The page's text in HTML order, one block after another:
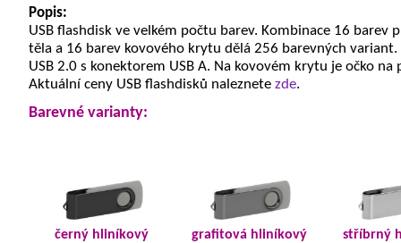
Popis:
USB flashdisk ve velkém počtu barev. Kombinace 16 barev
těla a 16 barev kovového krytu dělá 256 barevných variant.
USB 2.0 s konektorem USB A. Na kovovém krytu je očko na
Aktuální ceny USB flashdisků naleznete zde.
Barevné varianty:
černý hliníkový
grafitová hliníkový
stříbrný